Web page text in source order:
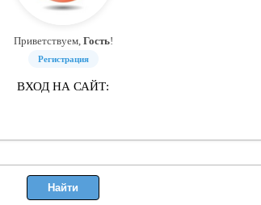
Приветствуем, Гость!
Регистрация
ВХОД НА САЙТ: